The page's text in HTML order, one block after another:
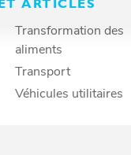
Secteur manufacturier
Transformation des
aliments
Transport
Véhicules utilitaires
ARTICLES